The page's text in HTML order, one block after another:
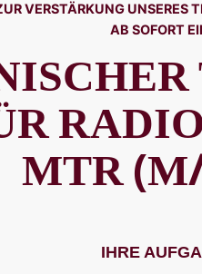
VERSTÄRKUNG UNSERES
AB SOFORT
MTR
IHRE